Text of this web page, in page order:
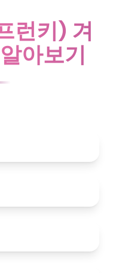
런키) 겨
아보기